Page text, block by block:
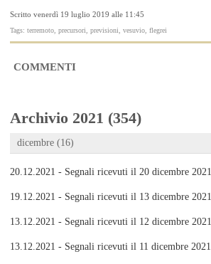
Scritto venerdì 19 luglio 2019 alle 11:45
Tags: terremoto, precursori, previsioni, vesuvio, flegrei
COMMENTI
Archivio 2021 (354)
dicembre (16)
20.12.2021 - Segnali ricevuti il 20 dicembre 2021
19.12.2021 - Segnali ricevuti il 13 dicembre 2021
13.12.2021 - Segnali ricevuti il 12 dicembre 2021
13.12.2021 - Segnali ricevuti il 11 dicembre 2021